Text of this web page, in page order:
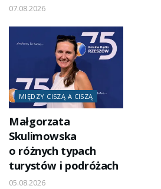
07.08.2026
MIĘDZY CISZĄ A CISZĄ
Małgorzata
Skulimowska
o różnych typach
turystów i podróżach
05.08.2026